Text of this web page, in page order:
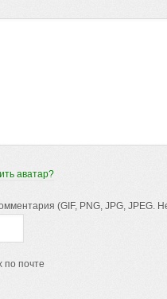
аватар?
(GIF, PNG, JPG, JPEG.
по почте